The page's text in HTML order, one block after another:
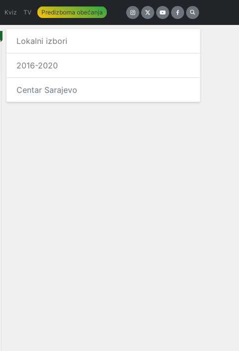
Kviz TV Predizborna obećanja
Lokalni izbori
2016-2020
Centar Sarajevo